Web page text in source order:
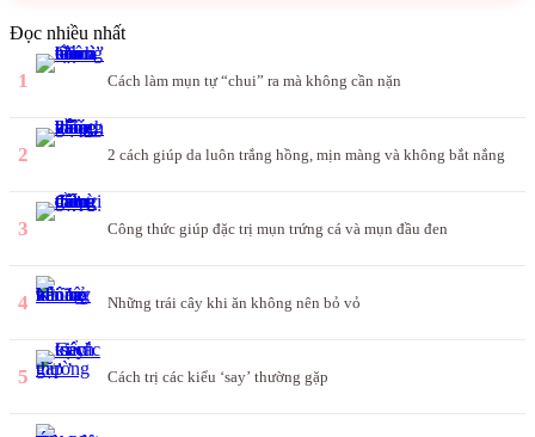
Đọc nhiều nhất
1 Cách làm mụn tự “chui” ra mà không cần nặn
2 2 cách giúp da luôn trắng hồng, mịn màng và không bắt nắng
3 Công thức giúp đặc trị mụn trứng cá và mụn đầu đen
4 Những trái cây khi ăn không nên bỏ vỏ
5 Cách trị các kiểu ‘say’ thường gặp